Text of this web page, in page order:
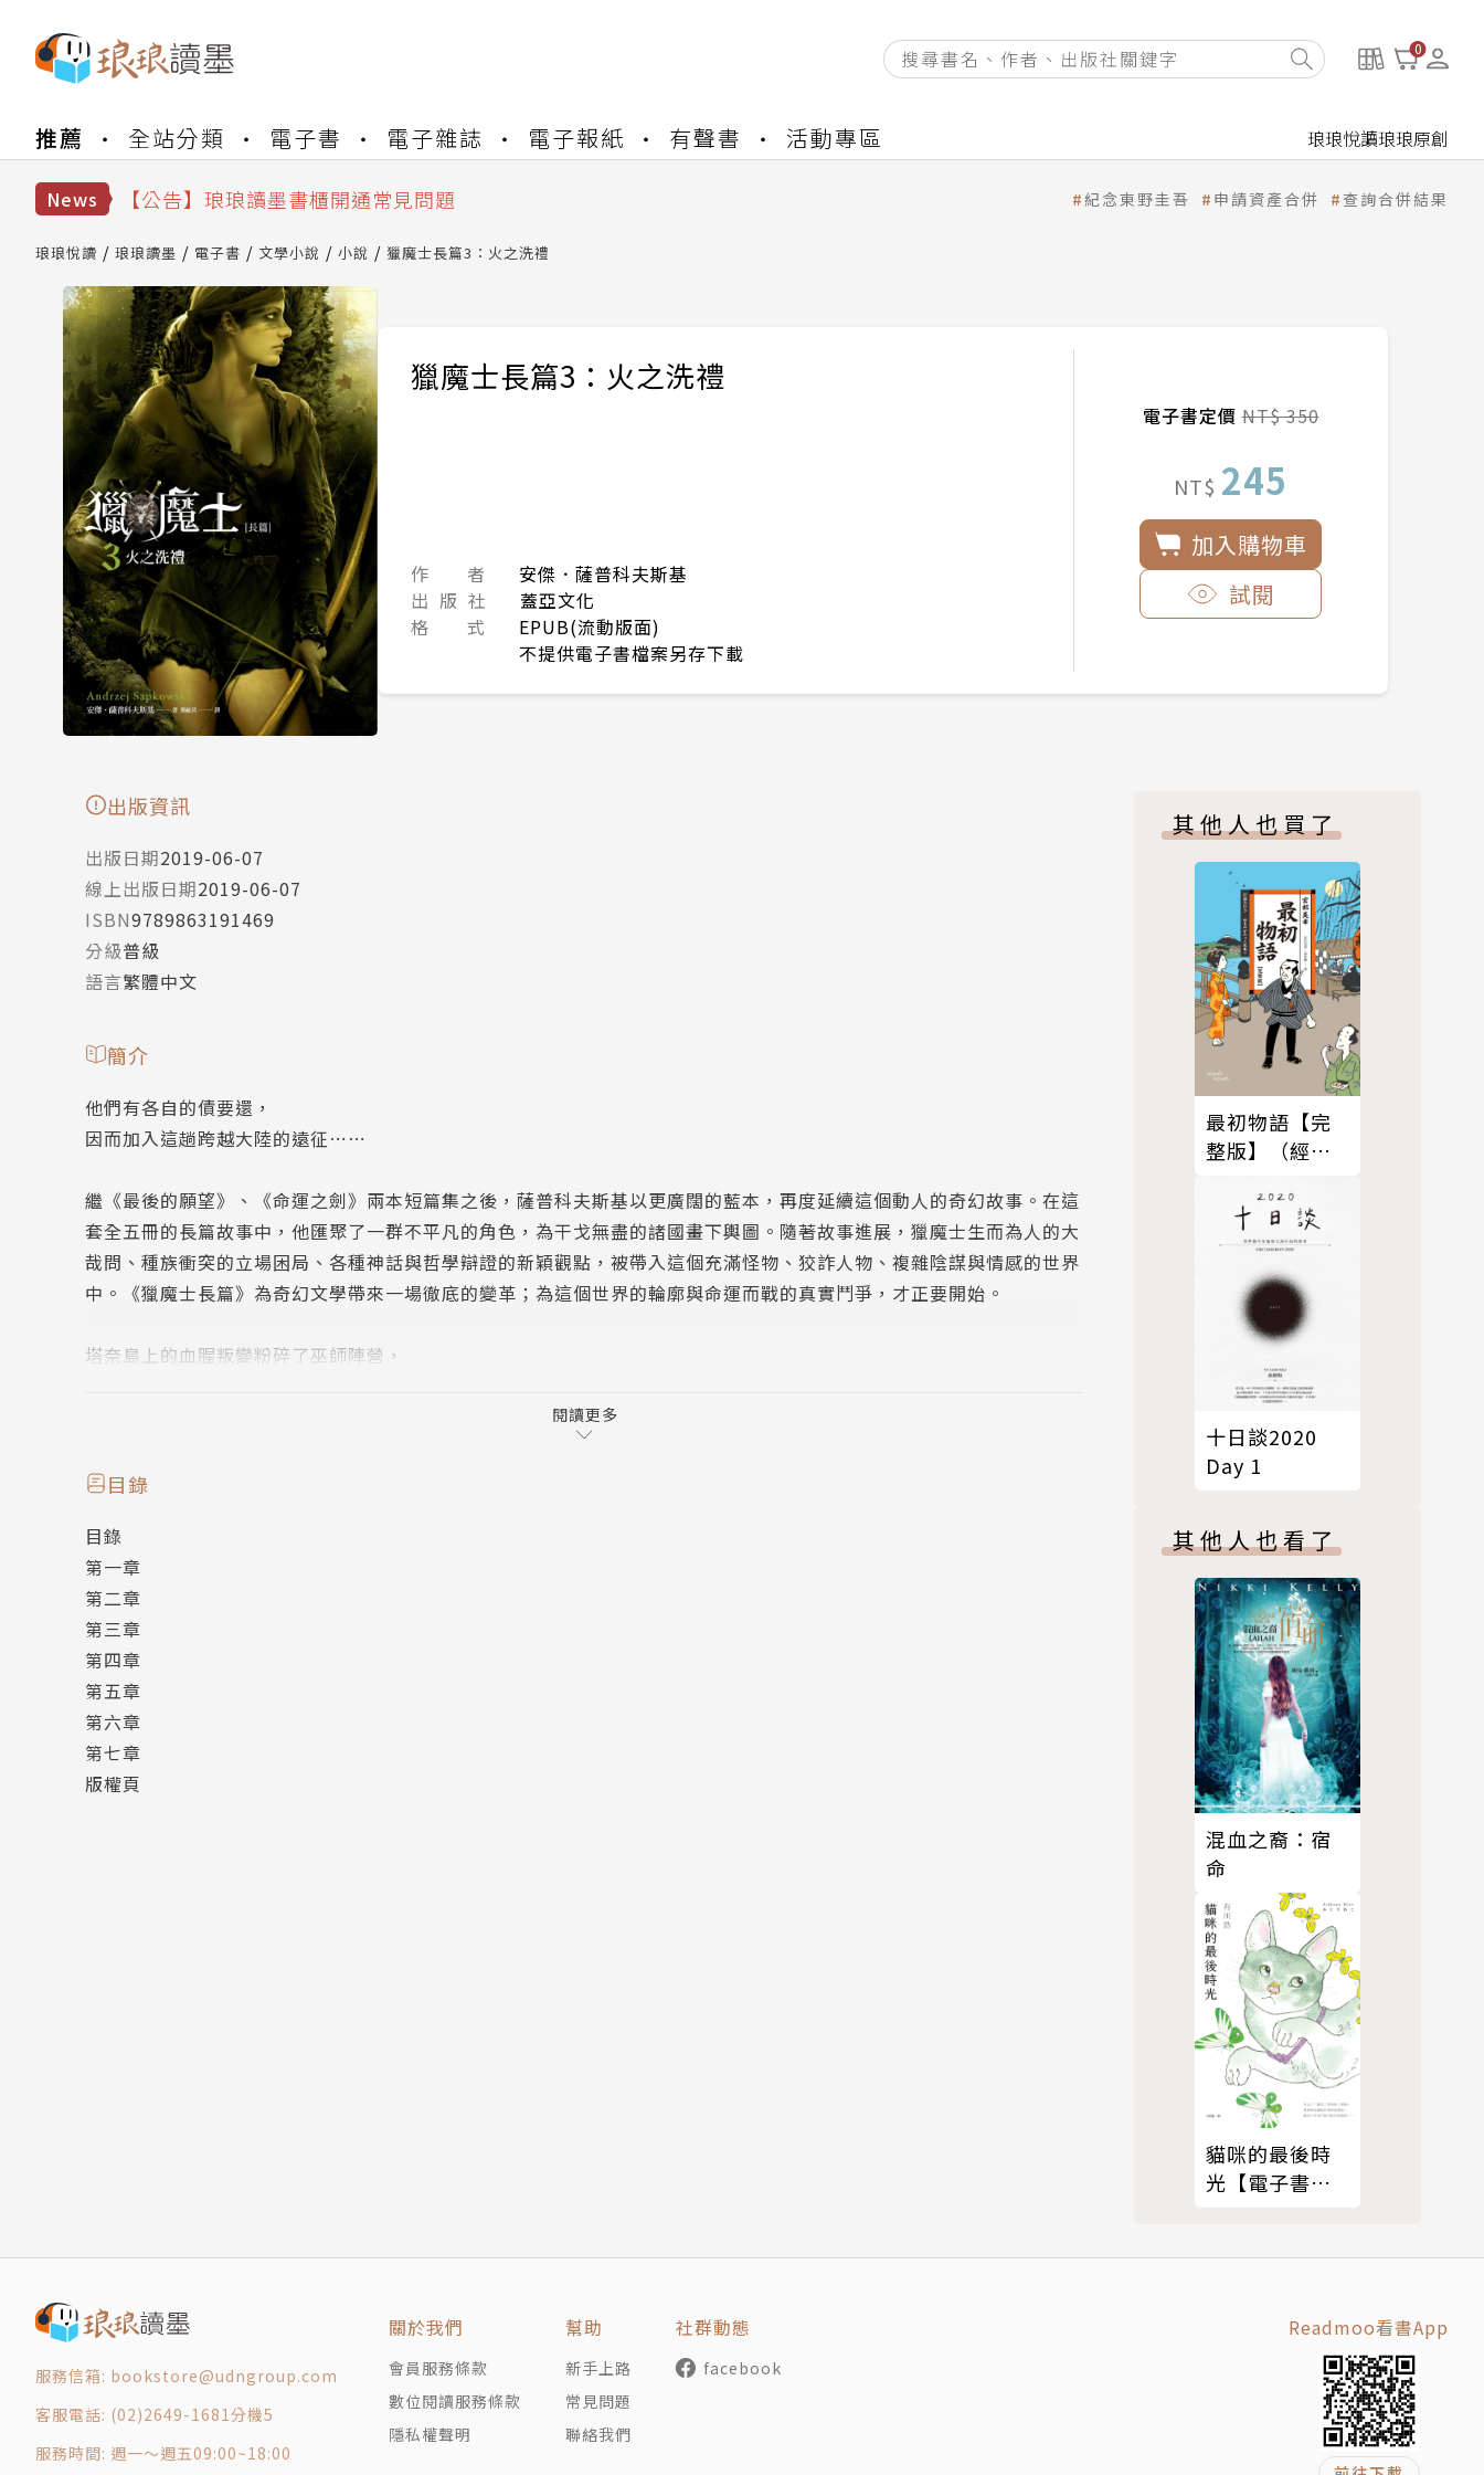
0
推薦 全站分類 電子書 電子雜誌 電子報紙 有聲書 活動專區 琅琅悅讀琅琅原創
News
【公告】琅琅讀墨數位閱讀資產合併與書櫃開通申請
【公告】琅琅讀墨 3 分鐘完成書櫃開通與資產合併申請圖文教學
【公告】琅琅讀墨數位閱讀資產合併與書櫃開通申請
紀念東野圭吾 申請資產合併 查詢合併結果
琅琅悅讀 琅琅讀墨 電子書 文學小說 小說 獵魔士長篇3：火之洗禮
獵魔士長篇3：火之洗禮
作 者
安傑．薩普科夫斯基
出 版 社
蓋亞文化
格 式
EPUB(流動版面)
不提供電子書檔案另存下載
電子書定價NT$ 350
NT$ 245
加入購物車
試閱
出版資訊
出版日期2019-06-07
線上出版日期2019-06-07
ISBN9789863191469
分級普級
語言繁體中文
簡介
他們有各自的債要還，
因而加入這趟跨越大陸的遠征⋯⋯
繼《最後的願望》、《命運之劍》兩本短篇集之後，薩普科夫斯基以更廣闊的藍本，再度延續這個動人的奇幻故事。在這
套全五冊的長篇故事中，他匯聚了一群不平凡的角色，為干戈無盡的諸國畫下輿圖。隨著故事進展，獵魔士生而為人的大
哉問、種族衝突的立場困局、各種神話與哲學辯證的新穎觀點，被帶入這個充滿怪物、狡詐人物、複雜陰謀與情感的世界
中。《獵魔士長篇》為奇幻文學帶來一場徹底的變革；為這個世界的輪廓與命運而戰的真實鬥爭，才正要開始。
塔奈島上的血腥叛變粉碎了巫師陣營，
史上最頂尖的女巫群集，將改變歷史軌跡……
傳言流亡公主將被推上帝后寶座，成為帝王開國的祭品，
明知是陷阱，負傷的獵魔士仍堅持深入敵陣，展開不可能的救援行動，
與他一同踏上旅程的，還有吟遊詩人亞斯克爾、剽悍的弓箭手米爾娃、
粗野海派的矮人團隊、總在惡夢中糾纏奇莉的帝國黑衣騎士，
以及來歷成謎、彷彿全知全能的藥草師；
他們有各自的債要還、有自己的罪要贖，因而加入這趟跨越大陸的遠征，
沒有人想到的是，這是一趟必須穿越火與血的旅程，
等在他們眼前的，更不止有戰爭的血腥殘酷……
術家的「護照獎」。二○○九年更擊退布蘭登．山德森等勁敵，一舉奪下首屆大衛．蓋梅爾之「傳奇」大獎（The David
二○一一年，美國總統歐巴馬訪歐，波蘭總理圖斯克送給歐巴馬總統的國禮之一，就是薩普科夫斯基親筆簽名的英文版小
說，以及同樣以傑洛特為主角的ＰＣ遊戲《巫師2：王國刺客》限定版。薩普科夫斯基在波蘭的地位由此可見。
薩普科夫斯基現在定居波蘭羅茲，二○一三年推出「獵魔士」前傳 Sezon burz（Season of Storms）。
閱讀更多
目錄
目錄
第一章
第二章
第三章
第四章
第五章
第六章
第七章
版權頁
其他人也買了
最初物語【完
整版】（經典
十日談2020
Day 1
其他人也看了
混血之裔：宿
命
貓咪的最後時
光【電子書附
服務信箱: bookstore@udngroup.com
客服電話: (02)2649-1681分機5
服務時間: 週一～週五09:00~18:00
關於我們
會員服務條款
數位閱讀服務條款
隱私權聲明
幫助
新手上路
常見問題
聯絡我們
社群動態
facebook
Readmoo看書App